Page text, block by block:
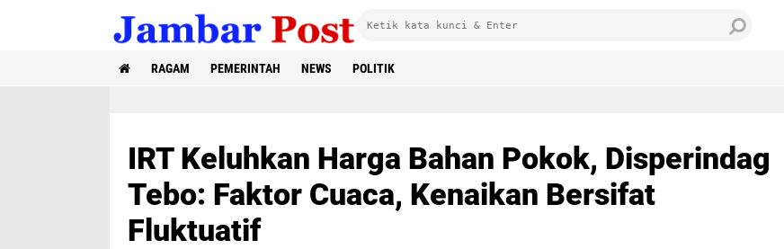
RAGAM PEMERINTAH NEWS POLITIK
IRT Keluhkan Harga Bahan Pokok, Disperindag
Tebo: Faktor Cuaca, Kenaikan Bersifat
Fluktuatif